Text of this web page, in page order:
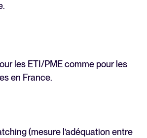
les ETI/PME comme pour les
en France.
(mesure l’adéquation entre